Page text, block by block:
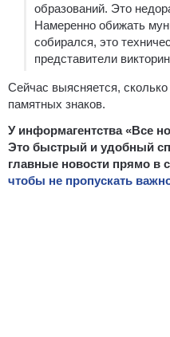
образований. Это
Намеренно обижать
собирался, это
представители
Сейчас выясняется,
памятных знаков.
У информагентства «Все
Это быстрый и удобный
главные новости прямо в
чтобы не пропускать